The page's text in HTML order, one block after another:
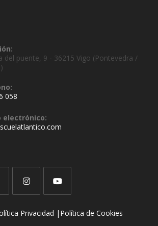
del puente, 9 - 36215 Vigo (Pontevedra /
058
electrónico:
abre
abre
Privacidad | Política de Cookies